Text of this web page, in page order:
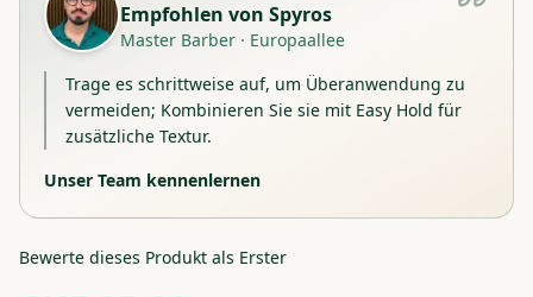
Empfohlen von Spyros
Master Barber · Europaallee
Trage es schrittweise auf, um Überanwendung zu
vermeiden; Kombinieren Sie sie mit Easy Hold für
zusätzliche Textur.
Unser Team kennenlernen
Bewerte dieses Produkt als Erster